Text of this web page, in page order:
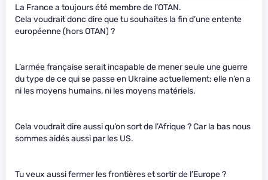
La France a toujours été membre de l’OTAN.
Cela voudrait donc dire que tu souhaites la fin d’une entente
européenne (hors OTAN) ?
L’armée française serait incapable de mener seule une guerre
du type de ce qui se passe en Ukraine actuellement: elle n’en a
ni les moyens humains, ni les moyens matériels.
Cela voudrait dire aussi qu’on sort de l’Afrique ? Car la bas nous
sommes aidés aussi par les US.
Tu veux aussi fermer les frontières et sortir de l’Europe ?